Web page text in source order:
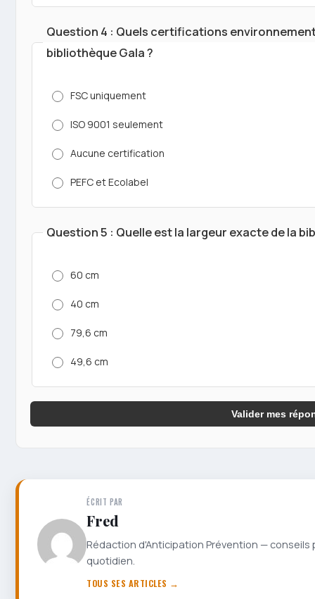
Question 4 : Quels certifications
bibliothèque Gala ?
FSC uniquement
ISO 9001 seulement
Aucune certification
PEFC et Ecolabel
Question 5 : Quelle est la largeur exacte de la
60 cm
40 cm
79,6 cm
49,6 cm
Valider mes
ÉCRIT PAR
Fred
Rédaction d'Anticipation Prévention —
quotidien.
TOUS SES ARTICLES →